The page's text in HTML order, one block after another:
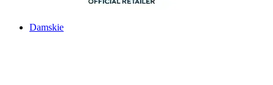
Damskie